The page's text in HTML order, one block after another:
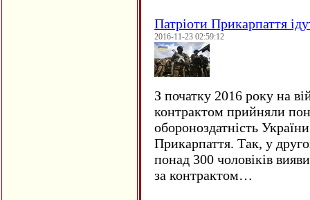
Патріоти Прикарпаття
2016-11-23 02:59:12
З початку 2016 року на
контрактом прийняли
обороноздатність
Прикарпаття. Так, у
понад 300 чоловіків
за контрактом…